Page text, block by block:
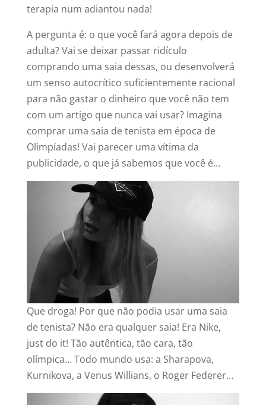
terapia num adiantou nada!
A pergunta é: o que você fará agora depois de
adulta? Vai se deixar passar ridículo
comprando uma saia dessas, ou desenvolverá
um senso autocrítico suficientemente racional
para não gastar o dinheiro que você não tem
com um artigo que nunca vai usar? Imagina
comprar uma saia de tenista em época de
Olimpíadas! Vai parecer uma vítima da
publicidade, o que já sabemos que você é…
Que droga! Por que não podia usar uma saia
de tenista? Não era qualquer saia! Era Nike,
just do it! Tão autêntica, tão cara, tão
olímpica… Todo mundo usa: a Sharapova,
Kurnikova, a Venus Willians, o Roger Federer…